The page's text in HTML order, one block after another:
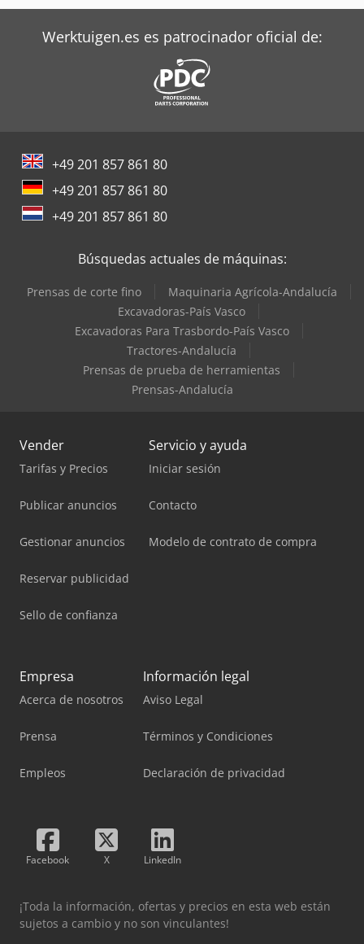
Mitsubishi Aires Acondicionados
Oms Flejadoras
Still Tractor
Terberg Tractor
Werktuigen.es es patrocinador oficial de:
+49 201 857 861 80
+49 201 857 861 80
+49 201 857 861 80
Búsquedas actuales de máquinas:
Prensas de corte fino
Maquinaria Agrícola-Andalucía
Excavadoras-País Vasco
Excavadoras Para Trasbordo-País Vasco
Tractores-Andalucía
Prensas de prueba de herramientas
Prensas-Andalucía
Vender
Tarifas y Precios
Publicar anuncios
Gestionar anuncios
Reservar publicidad
Sello de confianza
Servicio y ayuda
Iniciar sesión
Contacto
Modelo de contrato de compra
Empresa
Acerca de nosotros
Prensa
Empleos
Información legal
Aviso Legal
Términos y Condiciones
Declaración de privacidad
Facebook X LinkedIn
¡Toda la información, ofertas y precios en esta web están
sujetos a cambio y no son vinculantes!